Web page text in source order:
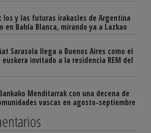
los y las futuras irakasles de Argentina
en Bahía Blanca, mirando ya a Lazkao
Sarasola llega a Buenos Aires como el
invitado a la residencia REM del
Menditarrak con una decena de
vascas en agosto-septiembre